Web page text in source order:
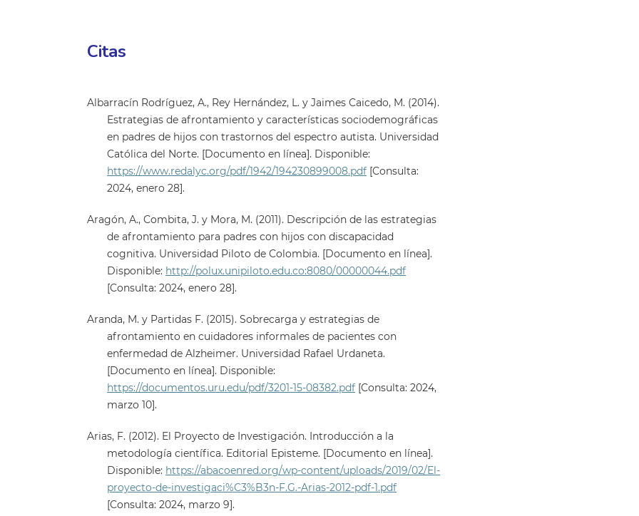
Citas
Albarracín Rodríguez, A., Rey Hernández, L. y Jaimes Caicedo, M. (2014).
Estrategias de afrontamiento y características sociodemográficas
en padres de hijos con trastornos del espectro autista. Universidad
Católica del Norte. [Documento en línea]. Disponible:
https://www.redalyc.org/pdf/1942/194230899008.pdf [Consulta:
2024, enero 28].
Aragón, A., Combita, J. y Mora, M. (2011). Descripción de las estrategias
de afrontamiento para padres con hijos con discapacidad
cognitiva. Universidad Piloto de Colombia. [Documento en línea].
Disponible: http://polux.unipiloto.edu.co:8080/00000044.pdf
[Consulta: 2024, enero 28].
Aranda, M. y Partidas F. (2015). Sobrecarga y estrategias de
afrontamiento en cuidadores informales de pacientes con
enfermedad de Alzheimer. Universidad Rafael Urdaneta.
[Documento en línea]. Disponible:
https://documentos.uru.edu/pdf/3201-15-08382.pdf [Consulta: 2024,
marzo 10].
Arias, F. (2012). El Proyecto de Investigación. Introducción a la
metodología científica. Editorial Episteme. [Documento en línea].
Disponible: https://abacoenred.org/wp-content/uploads/2019/02/El-
proyecto-de-investigaci%C3%B3n-F.G.-Arias-2012-pdf-1.pdf
[Consulta: 2024, marzo 9].